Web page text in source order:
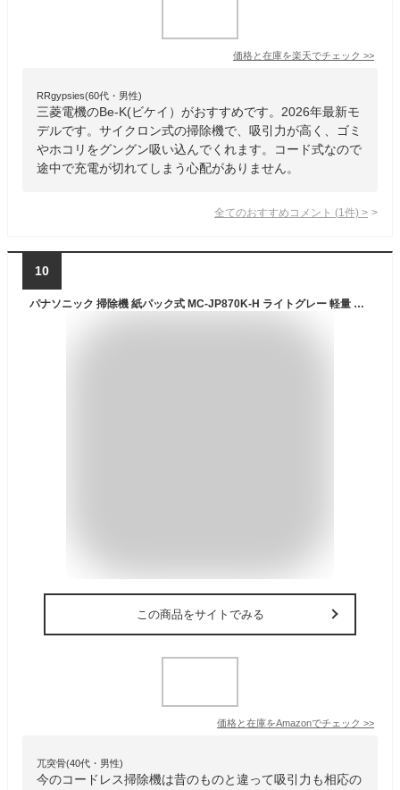
価格と在庫を楽天でチェック >>
RRgypsies(60代・男性)
三菱電機のBe-K(ビケイ）がおすすめです。2026年最新モ
デルです。サイクロン式の掃除機で、吸引力が高く、ゴミ
やホコリをグングン吸い込んでくれます。コード式なので
途中で充電が切れてしまう心配がありません。
全てのおすすめコメント (1 件) >
10
パナソニック 掃除機 紙パック式 MC-JP870K-H ライトグレー 軽量 からまないブラシ 抗菌 クリーンセンサー 親子ノズル搭載
この商品をサイトでみる
価格と在庫をAmazonでチェック >>
兀突骨(40代・男性)
今のコードレス掃除機は昔のものと違って吸引力も相応の